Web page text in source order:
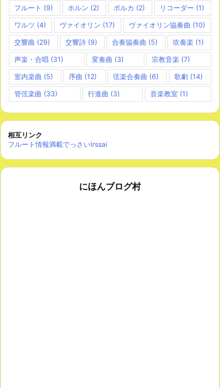
フルート (9) ホルン (2) ポルカ (2) リコーダー (1)
ワルツ (4) ヴァイオリン (17) ヴァイオリン協奏曲 (10)
交響曲 (29) 交響詩(9) 合奏協奏曲 (5) 吹奏楽 (1)
声楽・合唱 (31) 変奏曲 (3) 宗教音楽 (7)
室内楽曲 (5) 序曲 (12) 弦楽合奏曲 (6) 歌劇(14)
管弦楽曲 (33) 行進曲 (3) 音楽教室 (1)
相互リンク
フルート情報満載でっさいIrssai
にほんブログ村